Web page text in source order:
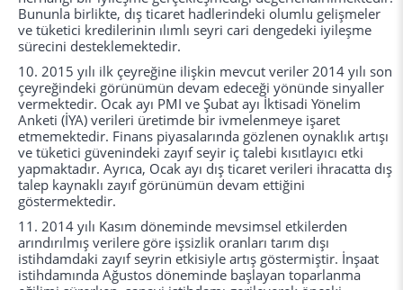
Bununla birlikte, dış ticaret hadlerindeki olumlu gelişmeler
ve tüketici kredilerinin ılımlı seyri cari dengedeki iyileşme
sürecini desteklemektedir.
10. 2015 yılı ilk çeyreğine ilişkin mevcut veriler 2014 yılı son
çeyreğindeki görünümün devam edeceği yönünde sinyaller
vermektedir. Ocak ayı PMI ve Şubat ayı İktisadi Yönelim
Anketi (İYA) verileri üretimde bir ivmelenmeye işaret
etmemektedir. Finans piyasalarında gözlenen oynaklık artışı
ve tüketici güvenindeki zayıf seyir iç talebi kısıtlayıcı etki
yapmaktadır. Ayrıca, Ocak ayı dış ticaret verileri ihracatta dış
talep kaynaklı zayıf görünümün devam ettiğini
göstermektedir.
11. 2014 yılı Kasım döneminde mevsimsel etkilerden
arındırılmış verilere göre işsizlik oranları tarım dışı
istihdamdaki zayıf seyrin etkisiyle artış göstermiştir. İnşaat
istihdamında Ağustos döneminde başlayan toparlanma